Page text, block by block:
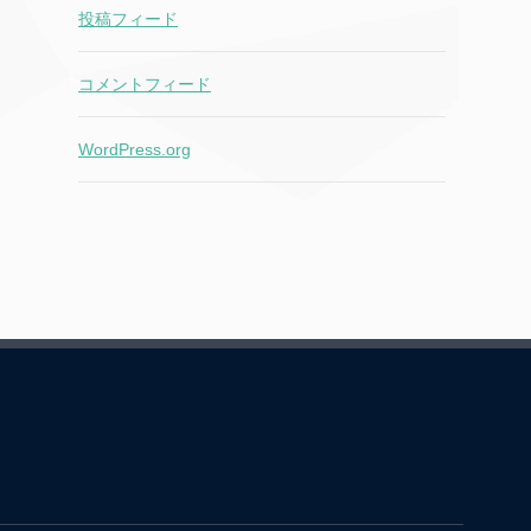
投稿フィード
コメントフィード
WordPress.org